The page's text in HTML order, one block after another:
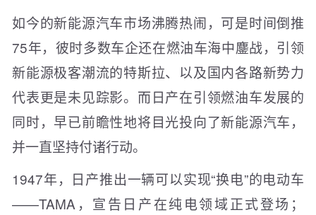
如今的新能源汽车市场沸腾热闹，可是时间倒推
75年，彼时多数车企还在燃油车海中鏖战，引领
新能源极客潮流的特斯拉、以及国内各路新势力
代表更是未见踪影。而日产在引领燃油车发展的
同时，早已前瞻性地将目光投向了新能源汽车，
并一直坚持付诸行动。
1947年，日产推出一辆可以实现“换电”的电动车
——TAMA，宣告日产在纯电领域正式登场；